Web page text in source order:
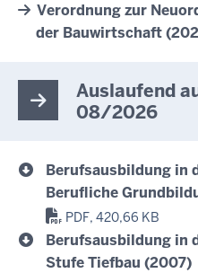
Verordnung zur
der Bauwirtschaft
Auslaufend
08/2026
Berufsausbildung in
Berufliche
PDF, 420,66 KB
Berufsausbildung in
Stufe Tiefbau (2007)